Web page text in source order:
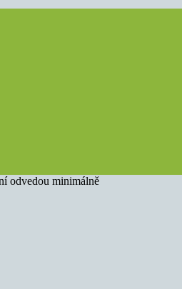
odvedou minimálně